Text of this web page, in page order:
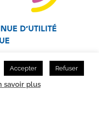
d’utilité
Accepter Refuser
savoir plus